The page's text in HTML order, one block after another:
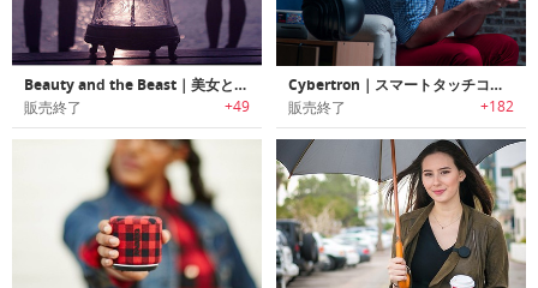
Beauty and the Beast｜美女と野獣をモチーフにデザインされたBluetoothスピーカー
販売終了 +49
Cybertron｜スマートタッチコントロール/ライトエフェクター搭載360°Hi-FiサラウンドBluetoothスピーカー
販売終了 +182